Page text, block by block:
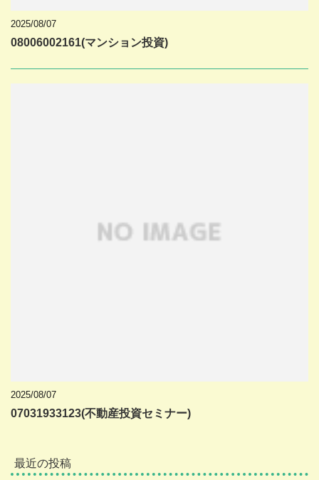
2025/08/07
08006002161(マンション投資)
2025/08/07
07031933123(不動産投資セミナー)
最近の投稿